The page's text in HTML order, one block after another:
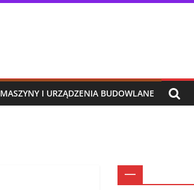
MASZYNY I URZĄDZENIA BUDOWLANE
—